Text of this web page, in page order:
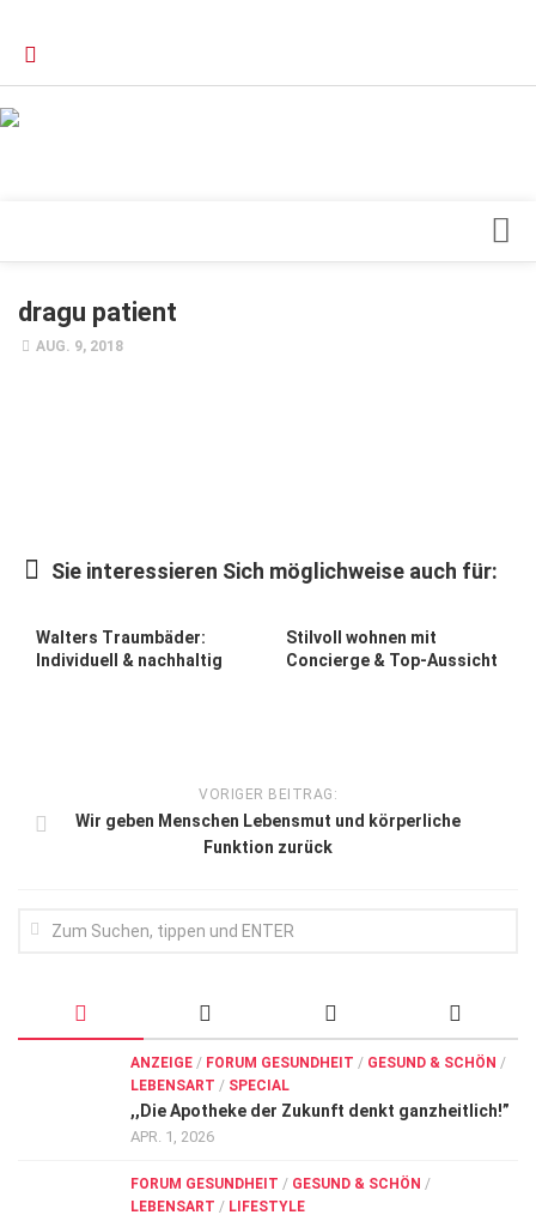
Forschung
Forum Gesundheit
Kampf gegen Krebs
dragu patient
AUG. 9, 2018
Sie interessieren Sich möglichweise auch für:
Walters Traumbäder:
Individuell & nachhaltig
Stilvoll wohnen mit
Concierge & Top-Aussicht
VORIGER BEITRAG:
Wir geben Menschen Lebens­mut und körperliche
Funktion zurück
ANZEIGE / FORUM GESUNDHEIT / GESUND & SCHÖN /
LEBENSART / SPECIAL
,,Die Apotheke der Zukunft denkt ganzheitlich!”
APR. 1, 2026
FORUM GESUNDHEIT / GESUND & SCHÖN /
LEBENSART / LIFESTYLE